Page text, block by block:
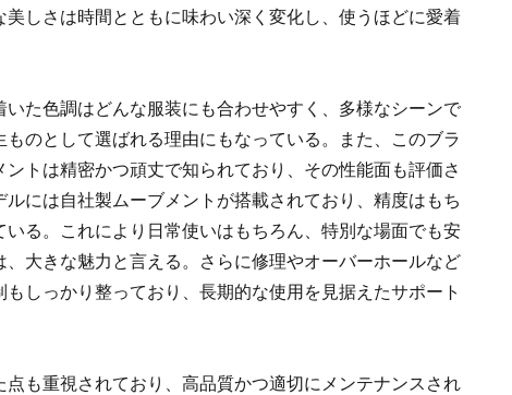
美しさは時間とともに味わい深く変化し、使うほどに愛着
た色調はどんな服装にも合わせやすく、多様なシーンで
のとして選ばれる理由にもなっている。また、このブラ
ントは精密かつ頑丈で知られており、その性能面も評価さ
には自社製ムーブメントが搭載されており、精度はもち
いる。これにより日常使いはもちろん、特別な場面でも安
大きな魅力と言える。さらに修理やオーバーホールなど
しっかり整っており、長期的な使用を見据えたサポート
も重視されており、高品質かつ適切にメンテナンスされ